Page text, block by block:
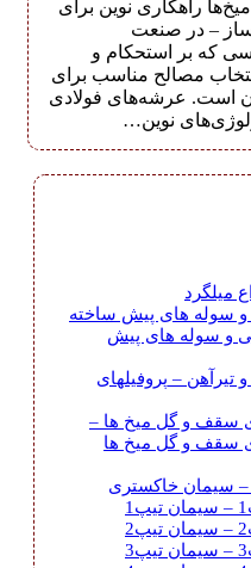
راهکاری نوین برای
– در صنعت
که بر استحکام و
مصالح مناسب برای
است. عرشه‌های فولادی
نوین…
میلگرد
و سوله های پیش ساخته
و سوله های پیش
تیرآهن – پروفیلهای
سقف و گل میخ ها –
سقف و گل میخ ها
– سیمان خاکستری
– سیمان تیپ1
– سیمان تیپ2
– سیمان تیپ3